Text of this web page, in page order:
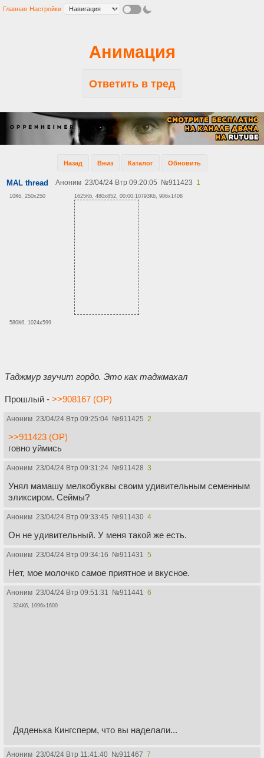
Главная Настройки
Анимация
Ответить в тред
Назад Вниз Каталог Обновить
MAL thread Аноним 23/04/24 Втр 09:20:05 №911423 1
10Кб, 250x250 1625Кб, 480x852, 00:00:10793Кб, 986x1408
580Кб, 1024x599
Таджмур звучит гордо. Это как таджмахал
Прошлый - >>908167 (OP)
Аноним 23/04/24 Втр 09:25:04 №911425 2
>>911423 (OP)
говно уймись
Аноним 23/04/24 Втр 09:31:24 №911428 3
Унял мамашу мелкобуквы своим удивительным семенным
эликсиром. Сеймы?
Аноним 23/04/24 Втр 09:33:45 №911430 4
Он не удивительный. У меня такой же есть.
Аноним 23/04/24 Втр 09:34:16 №911431 5
Нет, мое молочко самое приятное и вкусное.
Аноним 23/04/24 Втр 09:51:31 №911441 6
324Кб, 1096x1600
Дяденька Кингсперм, что вы наделали...
Аноним 23/04/24 Втр 11:41:40 №911467 7